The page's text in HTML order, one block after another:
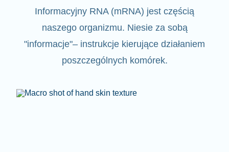
Informacyjny RNA (mRNA) jest częścią
naszego organizmu. Niesie za sobą
"informacje"– instrukcje kierujące działaniem
poszczególnych komórek.